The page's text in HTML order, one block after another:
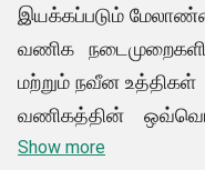
இயக்கப்படும்
வணிக
மற்றும் நவீன உத்திகள்
வணிகத்தின்
மற்றும் காலமற்ற தன்மை
Show more